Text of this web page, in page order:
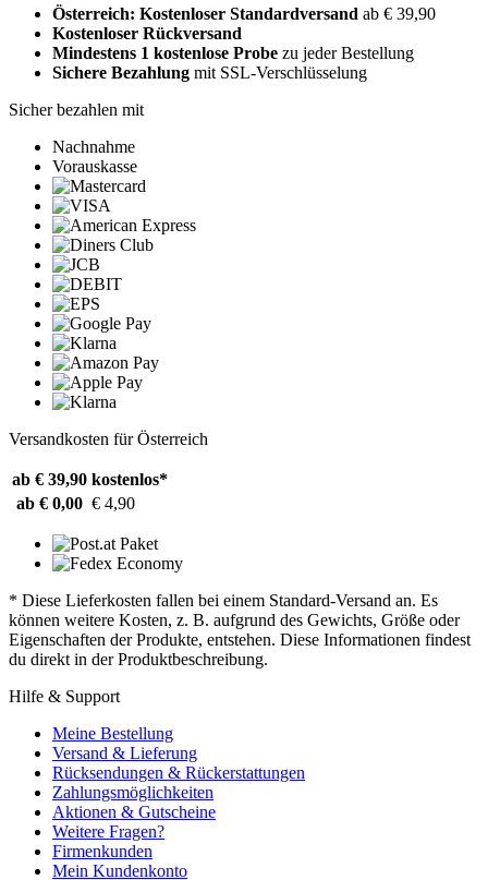
Österreich: Kostenloser Standardversand ab € 39,90
Kostenloser Rückversand
Mindestens 1 kostenlose Probe zu jeder Bestellung
Sichere Bezahlung mit SSL-Verschlüsselung
Sicher bezahlen mit
Nachnahme
Vorauskasse
Versandkosten für Österreich
ab € 39,90 kostenlos*
ab € 0,00 € 4,90
* Diese Lieferkosten fallen bei einem Standard-Versand an. Es
können weitere Kosten, z. B. aufgrund des Gewichts, Größe oder
Eigenschaften der Produkte, entstehen. Diese Informationen findest
du direkt in der Produktbeschreibung.
Hilfe & Support
Meine Bestellung
Versand & Lieferung
Rücksendungen & Rückerstattungen
Zahlungsmöglichkeiten
Aktionen & Gutscheine
Weitere Fragen?
Firmenkunden
Mein Kundenkonto